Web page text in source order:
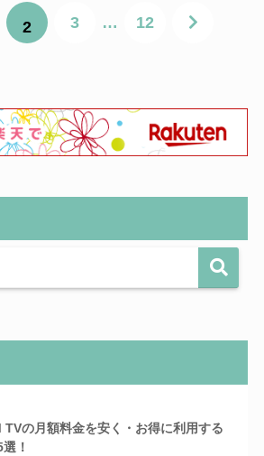
2 3 … 12
TVの月額料金を安く・お得に利用する
！